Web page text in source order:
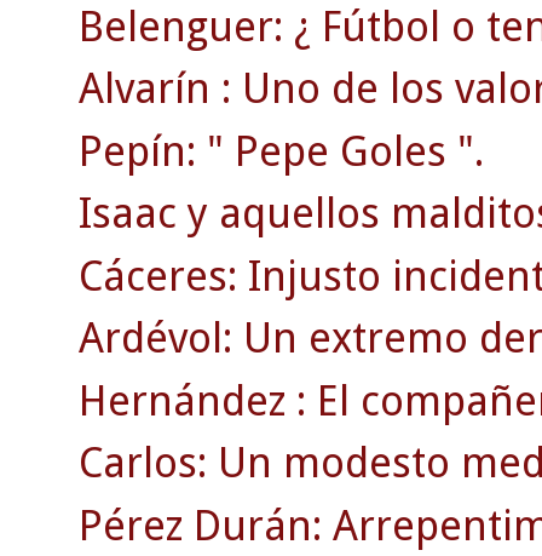
Belenguer: ¿ Fútbol o
Alvarín : Uno de los
Pepín: " Pepe Goles ".
Isaac y aquellos
Cáceres: Injusto
Ardévol: Un extremo
Hernández : El
Carlos: Un modesto
Pérez Durán: